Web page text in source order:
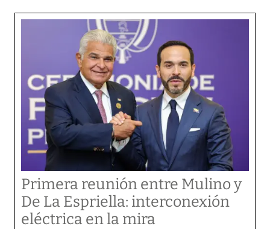
Primera reunión entre Mulino y
De La Espriella: interconexión
eléctrica en la mira